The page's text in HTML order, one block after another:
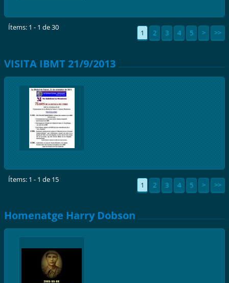
Ítems: 1 - 1 de 30
1 2 3 4 5 > >>
VISITA IBMT 21/9/2013
Ítems: 1 - 1 de 15
1 2 3 4 5 > >>
Homenatge Harry Dobson